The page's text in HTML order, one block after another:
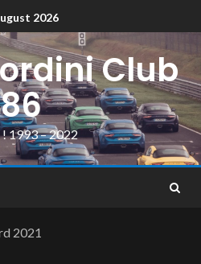
2026
Club
86
! 1993 – 2022
2021